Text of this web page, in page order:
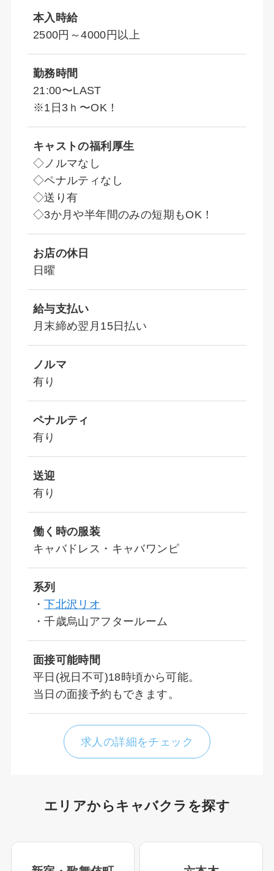
本入時給
2500円～4000円以上
勤務時間
21:00〜LAST
※1日3ｈ〜OK！
キャストの福利厚生
◇ノルマなし
◇ペナルティなし
◇送り有
◇3か月や半年間のみの短期もOK！
お店の休日
日曜
給与支払い
月末締め翌月15日払い
ノルマ
有り
ペナルティ
有り
送迎
有り
働く時の服装
キャバドレス・キャバワンピ
系列
・下北沢リオ
・千歳烏山アフタールーム
面接可能時間
平日(祝日不可)18時頃から可能。
当日の面接予約もできます。
求人の詳細をチェック
エリアからキャバクラを探す